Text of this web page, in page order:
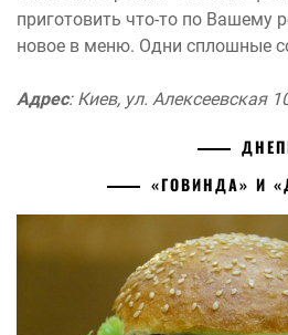
приготовить что-то по Вашему
новое в меню. Одни сплошные
Адрес: Киев, ул. Алексеевская
«ГОВИНДА» И